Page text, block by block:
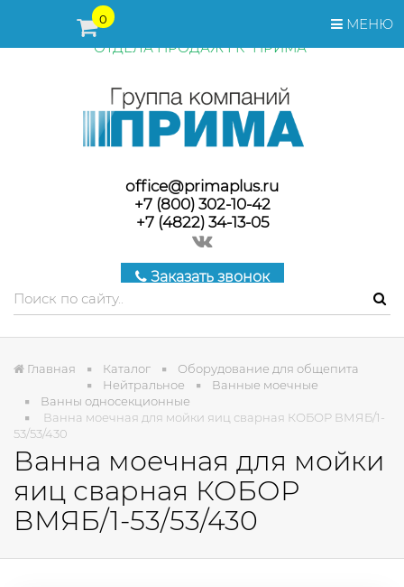
МЕНЮ
0
ПЕРЕД ОФОРМЛЕНИЕМ ЗАКАЗА, СТОИМОСТЬ И СРОКИ
ПОСТАВКИ ТОВАРА УТОЧНЯЙТЕ У МЕНЕДЖЕРОВ
ОТДЕЛА ПРОДАЖ ГК "ПРИМА"
office@primaplus.ru
+7 (800) 302-10-42
+7 (4822) 34-13-05
Заказать звонок
Главная Каталог
Оборудование для общепита
Нейтральное
Ванные моечные
Ванны односекционные
Ванна моечная для мойки яиц сварная КОБОР ВМЯБ/1-
53/53/430
Ванна моечная для мойки
яиц сварная КОБОР
ВМЯБ/1-53/53/430